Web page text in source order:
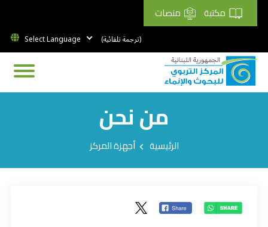
مكتبة منصات
(ترجمة تلقائية)
من نحن
Breadcrumbالرئيسية أجهزة المركز